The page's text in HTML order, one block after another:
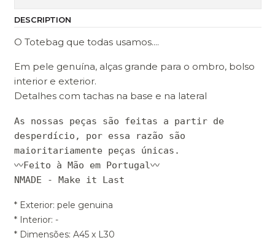
DESCRIPTION
O Totebag que todas usamos....
Em pele genuína, alças grande para o ombro, bolso
interior e exterior.
Detalhes com tachas na base e na lateral
As nossas peças são feitas a partir de
desperdício, por essa razão são
maioritariamente peças únicas.
〰Feito à Mão em Portugal〰
NMADE - Make it Last
* Exterior: pele genuina
* Interior: -
* Dimensões: A45 x L30